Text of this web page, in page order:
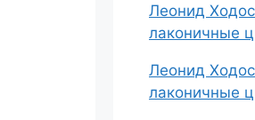
Леонид Ходос
лаконичные
Леонид Ходос
лаконичные